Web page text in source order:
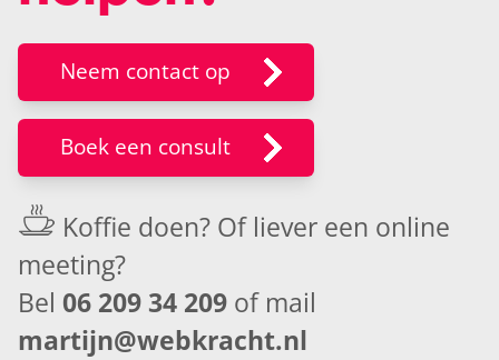
Neem contact op
Boek een consult
Koffie doen? Of liever een online
meeting?
Bel 06 209 34 209 of mail
martijn@webkracht.nl